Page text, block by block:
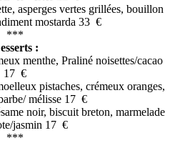
asperges vertes grillées, bouillon
mostarda 33 €
***
:
menthe, Praliné noisettes/cacao
17 €
pistaches, crémeux oranges,
mélisse 17 €
noir, biscuit breton, marmelade
jasmin 17 €
***